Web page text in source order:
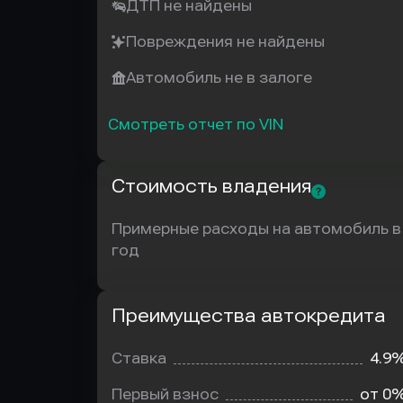
ДТП не найдены
Повреждения не найдены
Автомобиль не в залоге
Смотреть отчет по VIN
Стоимость владения
Примерные расходы на автомобиль в
год
Преимущества автокредита
Ставка
Первый взнос от